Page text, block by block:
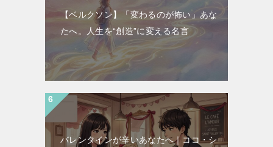
【ベルクソン】「変わるのが怖い」あな
たへ。人生を“創造”に変える名言
バレンタインが辛いあなたへ｜ココ・シ